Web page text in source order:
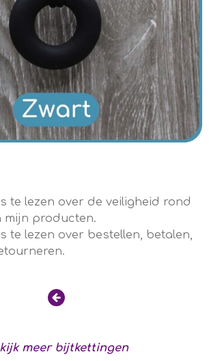
te lezen over de veiligheid rond
mijn producten.
te lezen over bestellen, betalen,
meer bijtkettingen